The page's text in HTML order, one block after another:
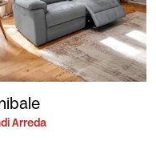
Arreda